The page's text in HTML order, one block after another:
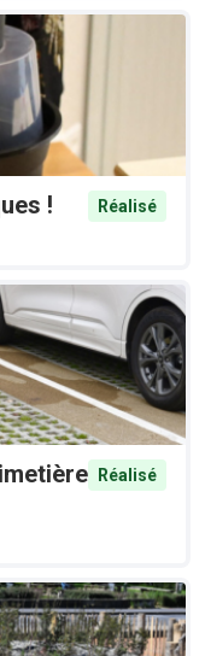
!
Réalisé
Réalisé